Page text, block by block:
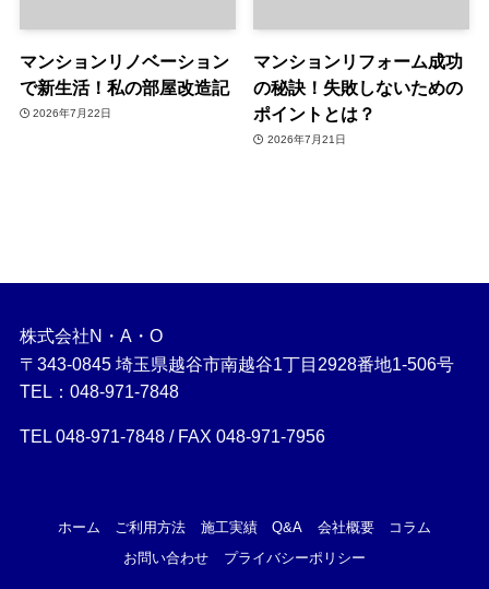
マンションリノベーション
で新生活！私の部屋改造記
2026年7月22日
マンションリフォーム成功
の秘訣！失敗しないための
ポイントとは？
2026年7月21日
株式会社N・A・O
〒343-0845 埼玉県越谷市南越谷1丁目2928番地1-506号
TEL：048-971-7848
TEL 048-971-7848 / FAX 048-971-7956
ホーム ご利用方法 施工実績 Q&A 会社概要
コラム
お問い合わせ
プライバシーポリシー